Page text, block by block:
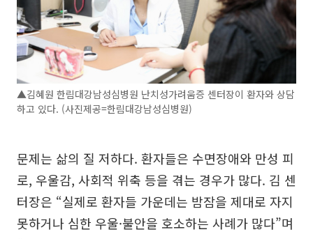
▲김혜원 한림대강남성심병원 난치성가려움증 센터장이 환자와 상담
하고 있다. (사진제공=한림대강남성심병원)
문제는 삶의 질 저하다. 환자들은 수면장애와 만성 피
로, 우울감, 사회적 위축 등을 겪는 경우가 많다. 김 센
터장은 “실제로 환자들 가운데는 밤잠을 제대로 자지
못하거나 심한 우울·불안을 호소하는 사례가 많다”며